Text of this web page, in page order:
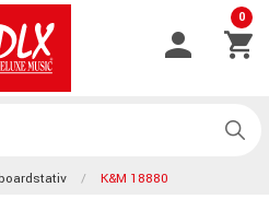
0
K&M 18880